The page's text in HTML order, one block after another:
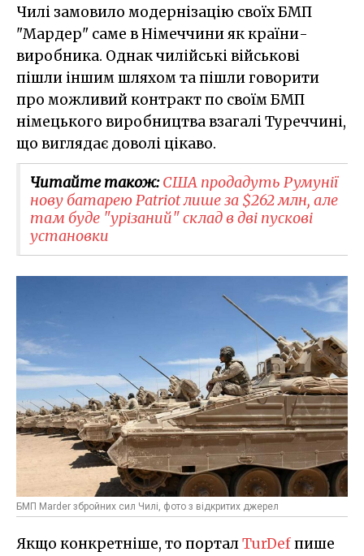
Чилі замовило модернізацію своїх БМП
"Мардер" саме в Німеччини як країни-
виробника. Однак чилійські військові
пішли іншим шляхом та пішли говорити
про можливий контракт по своїм БМП
німецького виробництва взагалі Туреччині,
що виглядає доволі цікаво.
Читайте також:США продадуть Румунії
нову батарею Patriot лише за $262 млн, але
там буде "урізаний" склад в дві пускові
установки
БМП Marder збройних сил Чилі, фото з відкритих джерел
Якщо конкретніше, то порталTurDefпише